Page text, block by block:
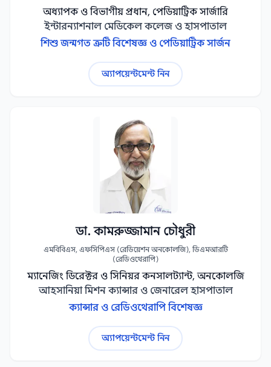
অধ্যাপক ও বিভাগীয় প্রধান, পেডিয়াট্রিক সার্জারি
ইন্টারন্যাশনাল মেডিকেল কলেজ ও হাসপাতাল
শিশু জন্মগত ত্রুটি বিশেষজ্ঞ ও পেডিয়াট্রিক সার্জন
অ্যাপয়েন্টমেন্ট নিন
ডা. কামরুজ্জামান চৌধুরী
এমবিবিএস, এফসিপিএস (রেডিয়েশন অনকোলজি), ডিএমআরটি
(রেডিওথেরাপি)
ম্যানেজিং ডিরেক্টর ও সিনিয়র কনসালট্যান্ট, অনকোলজি
আহসানিয়া মিশন ক্যান্সার ও জেনারেল হাসপাতাল
ক্যান্সার ও রেডিওথেরাপি বিশেষজ্ঞ
অ্যাপয়েন্টমেন্ট নিন